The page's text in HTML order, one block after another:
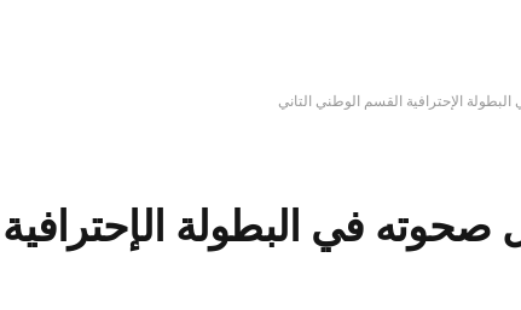
الإحترافية القسم الوطني التاني
صحوته في البطولة الإحترافية